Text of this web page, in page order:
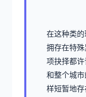
在这种类
拥存在特
项抉择都
和整个城
样短暂地